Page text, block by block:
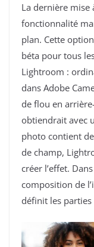
La dernière
fonctionnalité
plan. Cette
béta pour tous
Lightroom :
dans Adobe
de flou en
obtiendrait avec
photo contient
de champ,
créer l’effet.
composition de
définit les